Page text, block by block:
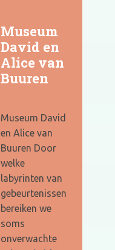
Museum
David en
Alice van
Buuren
Museum David
en Alice van
Buuren Door
welke
labyrinten van
gebeurtenissen
bereiken we
soms
onverwachte